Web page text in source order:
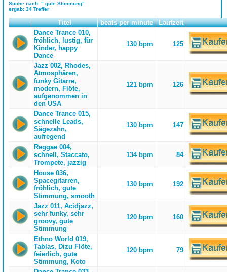
Suche nach: " gute Stimmung"
ergab: 34 Treffer
Titel beats per minute
Laufzeit
Dance Trance 010,
fröhlich, lustig, für
Kinder, happy
Dance
130 bpm 125
Jazz 002, Rhodes,
Atmosphären,
funky Gitarre,
modern, Flöte,
aufgenommen in
den USA
121 bpm 126
Dance Trance 015,
schnelle Leads,
Sägezahn,
aufregend
130 bpm 147
Reggae 004,
schnell, Staccato,
Trompete, jazzig
134 bpm 84
House 036,
Spacegitarren,
fröhlich, gute
Stimmung, smooth
130 bpm 192
Jazz 011, Acidjazz,
sehr funky, sehr
groovy, gute
Stimmung
120 bpm 160
Ethno World 019,
Tablas, Dizu Flöte,
feierlich, gute
Stimmung, Koto
120 bpm 79